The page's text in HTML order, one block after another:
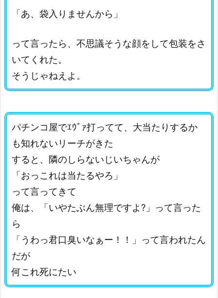
「あ、袋入りませんから」
って言ったら、不思議そうな顔をして包装をさ
いてくれた。
そうじゃねえよ。
パチンコ屋でｴｳﾞｧ打ってて、大当たりするか
も知れないリーチがきた
すると、隣のしらないじいちゃんが
「おっこれは当たるやろ」
って言ってきて
俺は、「いやたぶん無理ですよ?」って言った
ら
「うわっ君口臭いなぁー！！」って言われたん
だが
何これ死にたい